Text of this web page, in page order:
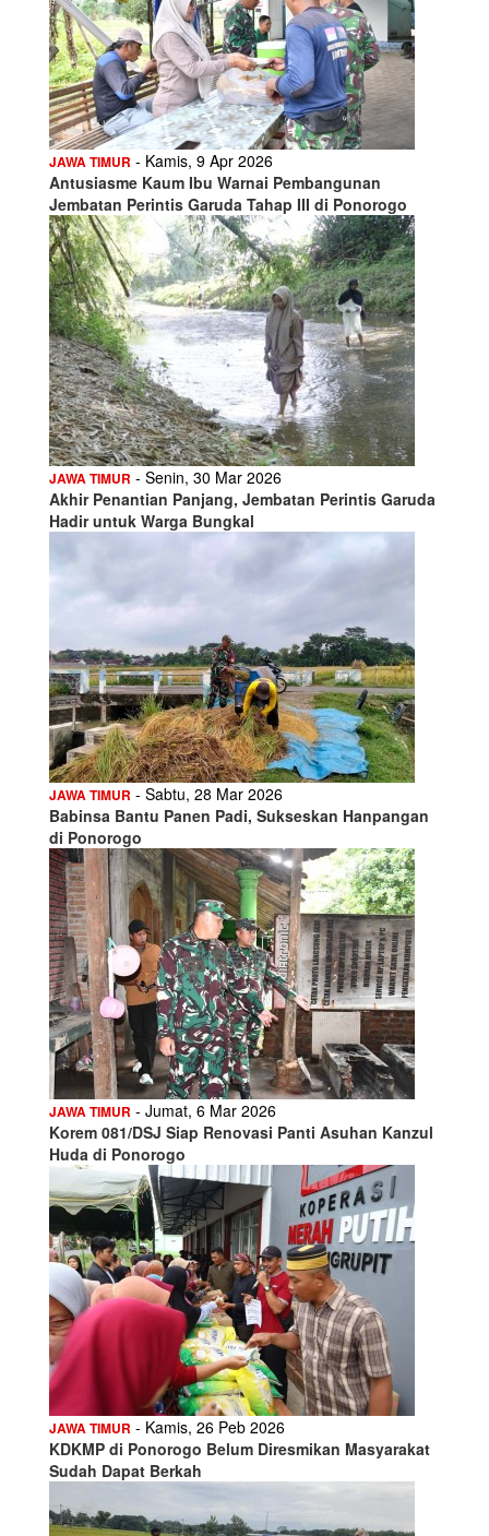
JAWA TIMUR - Kamis, 9 Apr 2026
Antusiasme Kaum Ibu Warnai Pembangunan
Jembatan Perintis Garuda Tahap III di Ponorogo
JAWA TIMUR - Senin, 30 Mar 2026
Akhir Penantian Panjang, Jembatan Perintis Garuda
Hadir untuk Warga Bungkal
JAWA TIMUR - Sabtu, 28 Mar 2026
Babinsa Bantu Panen Padi, Sukseskan Hanpangan
di Ponorogo
JAWA TIMUR - Jumat, 6 Mar 2026
Korem 081/DSJ Siap Renovasi Panti Asuhan Kanzul
Huda di Ponorogo
JAWA TIMUR - Kamis, 26 Peb 2026
KDKMP di Ponorogo Belum Diresmikan Masyarakat
Sudah Dapat Berkah